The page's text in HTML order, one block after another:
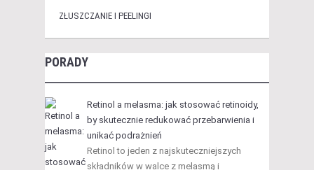
ZŁUSZCZANIE I PEELINGI
PORADY
Retinol a melasma: jak stosować retinoidy,
by skutecznie redukować przebarwienia i
unikać podrażnień
Retinol to jeden z najskuteczniejszych
składników w walce z melasmą i